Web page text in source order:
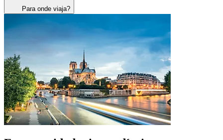
Para onde viaja?